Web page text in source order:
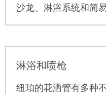
沙龙、淋浴系统和简
淋浴和喷枪
纽珀的花洒管有多种